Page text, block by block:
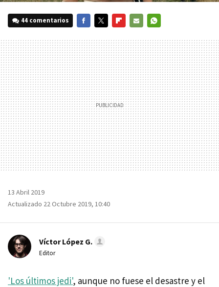
44 comentarios
MAIL
13 Abril 2019
Actualizado 22 Octubre 2019, 10:40
Víctor López G.
Editor
'Los últimos jedi', aunque no fuese el desastre y el